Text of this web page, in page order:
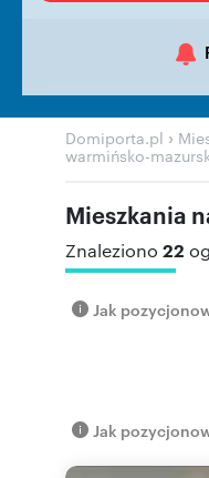
Domiporta.pl ›
warmińsko-
Mieszkania
Znaleziono 22
Jak
Jak